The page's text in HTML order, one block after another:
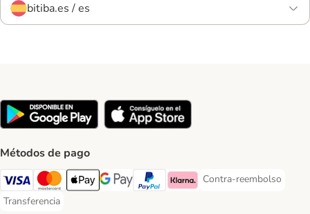
bitiba.es / es
Métodos de pago
Visa Payment Method
Mastercard Payment Method
Apple Pay Payment Method
Google Pay Payment Method
PayPal Payment Method
Klarna Payment Method
Contra-reembolso
Contra-reembolso
Transferencia
Transferencia Payment Method